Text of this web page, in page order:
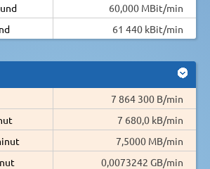
60,000 MBit/min
61 440 kBit/min
7 864 300 B/min
7 680,0 kB/min
7,5000 MB/min
0,0073242 GB/min